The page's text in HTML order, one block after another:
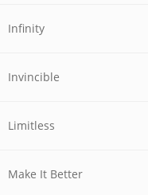
Infinity
Invincible
Limitless
Make It Better